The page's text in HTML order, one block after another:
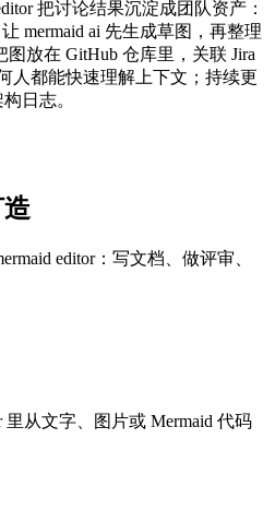
把讨论结果沉淀成团队资产：
mermaid ai 先生成草图，再整理
放在 GitHub 仓库里，关联 Jira
人都能快速理解上下文；持续更
日志。
editor：写文档、做评审、
里从文字、图片或 Mermaid 代码